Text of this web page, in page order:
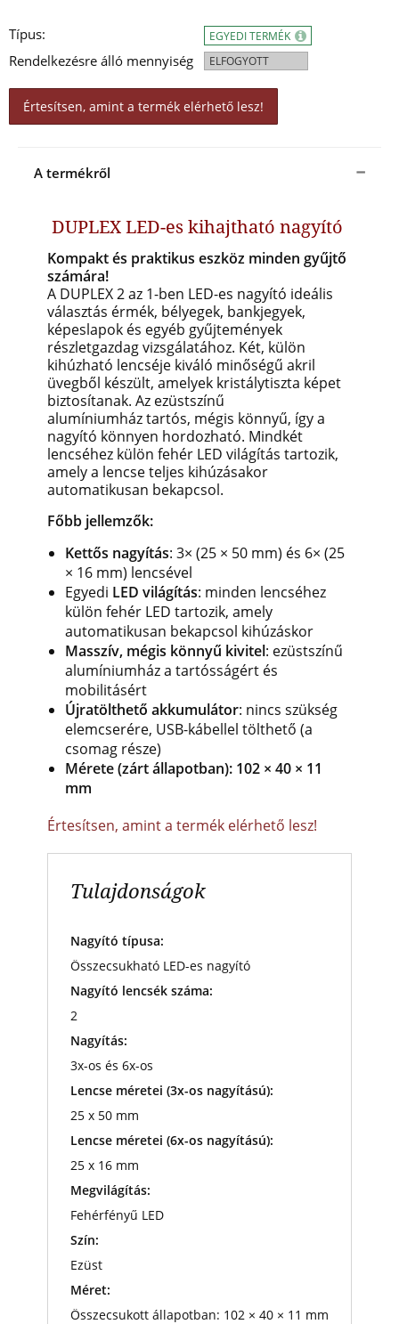
Típus:
Rendelkezésre álló mennyiség
EGYEDI TERMÉK
ELFOGYOTT
Értesítsen, amint a termék elérhető lesz!
A termékről
DUPLEX LED-es kihajtható nagyító
Kompakt és praktikus eszköz minden gyűjtő
számára!
A DUPLEX 2 az 1-ben LED-es nagyító ideális
választás érmék, bélyegek, bankjegyek,
képeslapok és egyéb gyűjtemények
részletgazdag vizsgálatához. Két, külön
kihúzható lencséje kiváló minőségű akril
üvegből készült, amelyek kristálytiszta képet
biztosítanak. Az ezüstszínű
alumíniumház tartós, mégis könnyű, így a
nagyító könnyen hordozható. Mindkét
lencséhez külön fehér LED világítás tartozik,
amely a lencse teljes kihúzásakor
automatikusan bekapcsol.
Főbb jellemzők:
Kettős nagyítás: 3× (25 × 50 mm) és 6× (25
× 16 mm) lencsével
Egyedi LED világítás: minden lencséhez
külön fehér LED tartozik, amely
automatikusan bekapcsol kihúzáskor
Masszív, mégis könnyű kivitel: ezüstszínű
alumíniumház a tartósságért és
mobilitásért
Újratölthető akkumulátor: nincs szükség
elemcserére, USB-kábellel tölthető (a
csomag része)
Mérete (zárt állapotban): 102 × 40 × 11
mm
Értesítsen, amint a termék elérhető lesz!
Tulajdonságok
Nagyító típusa:
Összecsukható LED-es nagyító
Nagyító lencsék száma:
2
Nagyítás:
3x-os és 6x-os
Lencse méretei (3x-os nagyítású):
25 x 50 mm
Lencse méretei (6x-os nagyítású):
25 x 16 mm
Megvilágítás:
Fehérfényű LED
Szín:
Ezüst
Méret:
Összecsukott állapotban: 102 × 40 × 11 mm